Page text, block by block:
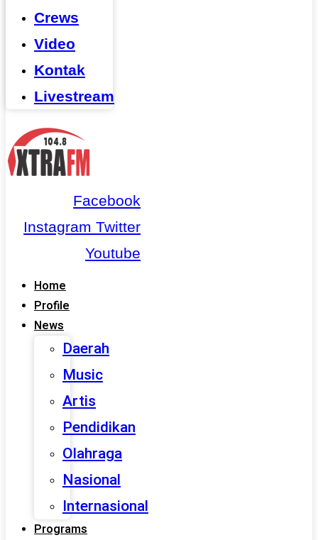
Crews
Video
Kontak
Livestream
Facebook
Instagram Twitter
Youtube
Home
Profile
News
Daerah
Music
Artis
Pendidikan
Olahraga
Nasional
Internasional
Programs